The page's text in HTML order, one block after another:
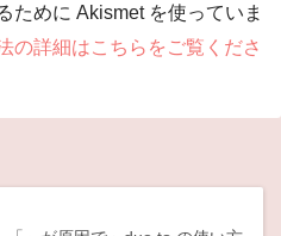
ために Akismet を使っていま
の詳細はこちらをご覧くださ